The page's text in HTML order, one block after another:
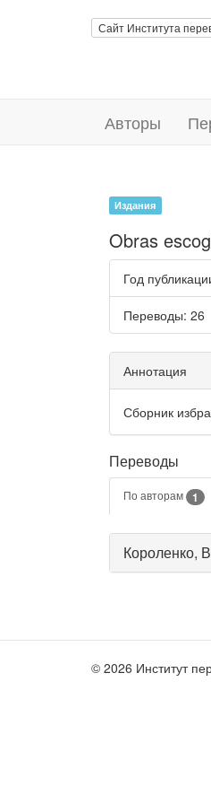
Сайт Института
Авторы
Издания
Obras
Год
Переводы: 26
Аннотация
Сборник
Переводы
По авторам 1
Короленко,
© 2026 Институт